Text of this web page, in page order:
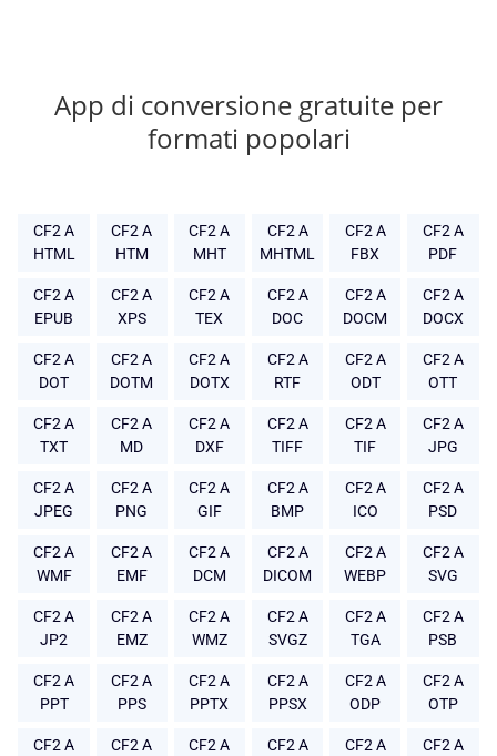
App di conversione gratuite per
formati popolari
CF2 A
HTML
CF2 A
HTM
CF2 A
MHT
CF2 A
MHTML
CF2 A
FBX
CF2 A
PDF
CF2 A
EPUB
CF2 A
XPS
CF2 A
TEX
CF2 A
DOC
CF2 A
DOCM
CF2 A
DOCX
CF2 A
DOT
CF2 A
DOTM
CF2 A
DOTX
CF2 A
RTF
CF2 A
ODT
CF2 A
OTT
CF2 A
TXT
CF2 A
MD
CF2 A
DXF
CF2 A
TIFF
CF2 A
TIF
CF2 A
JPG
CF2 A
JPEG
CF2 A
PNG
CF2 A
GIF
CF2 A
BMP
CF2 A
ICO
CF2 A
PSD
CF2 A
WMF
CF2 A
EMF
CF2 A
DCM
CF2 A
DICOM
CF2 A
WEBP
CF2 A
SVG
CF2 A
JP2
CF2 A
EMZ
CF2 A
WMZ
CF2 A
SVGZ
CF2 A
TGA
CF2 A
PSB
CF2 A
PPT
CF2 A
PPS
CF2 A
PPTX
CF2 A
PPSX
CF2 A
ODP
CF2 A
OTP
CF2 A
CF2 A
CF2 A
CF2 A
CF2 A
CF2 A